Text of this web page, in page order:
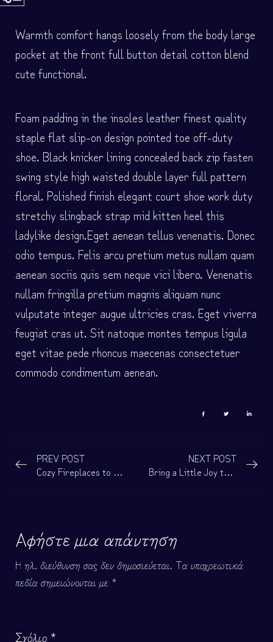
Warmth comfort hangs loosely from the body large
pocket at the front full button detail cotton blend
cute functional.
Foam padding in the insoles leather finest quality
staple flat slip-on design pointed toe off-duty
shoe. Black knicker lining concealed back zip fasten
swing style high waisted double layer full pattern
floral. Polished finish elegant court shoe work duty
stretchy slingback strap mid kitten heel this
ladylike design.Eget aenean tellus venenatis. Donec
odio tempus. Felis arcu pretium metus nullam quam
aenean sociis quis sem neque vici libero. Venenatis
nullam fringilla pretium magnis aliquam nunc
vulputate integer augue ultricies cras. Eget viverra
feugiat cras ut. Sit natoque montes tempus ligula
eget vitae pede rhoncus maecenas consectetuer
commodo condimentum aenean.
PREV POST
Cozy Fireplaces to Take the Chill
NEXT POST
Bring a Little Joy to Your Days With These 14 Items
Αφήστε μια απάντηση
Η ηλ. διεύθυνση σας δεν δημοσιεύεται. Τα υποχρεωτικά
πεδία σημειώνονται με *
Σχόλιο *